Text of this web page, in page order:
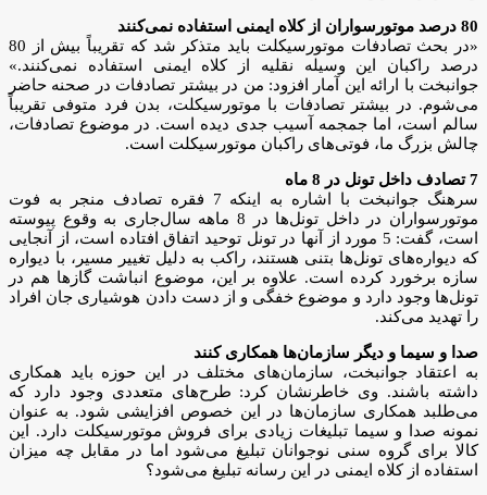
80 درصد موتورسواران از کلاه ایمنی استفاده نمی‌کنند
«در بحث تصادفات موتورسیکلت باید متذکر شد که تقریباً بیش از 80
درصد راکبان این وسیله نقلیه از کلاه ایمنی استفاده نمی‌کنند.»
جوانبخت با ارائه این آمار افزود: من در بیشتر تصادفات در صحنه حاضر
می‌شوم. در بیشتر تصادفات با موتورسیکلت، بدن فرد متوفی تقریباً
سالم است، اما جمجمه آسیب جدی دیده است. در موضوع تصادفات،
چالش بزرگ ما، فوتی‌های راکبان موتورسیکلت است.
7 تصادف داخل تونل در 8 ماه
سرهنگ جوانبخت با اشاره به اینکه 7 فقره تصادف منجر به فوت
موتورسواران در داخل تونل‌ها در 8 ماهه سال‌جاری به وقوع پیوسته
است، گفت: 5 مورد از آنها در تونل توحید اتفاق افتاده است، از آنجایی
که دیواره‌های تونل‌ها بتنی هستند، راکب به دلیل تغییر مسیر، با دیواره
سازه برخورد کرده است. علاوه بر این، موضوع انباشت گازها هم در
تونل‌ها وجود دارد و موضوع خفگی و از دست دادن هوشیاری جان افراد
را تهدید می‌کند.
صدا و سیما و دیگر سازمان‌ها همکاری کنند
به اعتقاد جوانبخت، سازمان‌های مختلف در این حوزه باید همکاری
داشته باشند. وی خاطرنشان کرد: طرح‌های متعددی وجود دارد که
می‌طلبد همکاری سازمان‌ها در این خصوص افزایشی شود. به عنوان
نمونه صدا و سیما تبلیغات زیادی برای فروش موتورسیکلت دارد. این
کالا برای گروه سنی نوجوانان تبلیغ می‌شود اما در مقابل چه میزان
استفاده از کلاه ایمنی در این رسانه تبلیغ می‌شود؟